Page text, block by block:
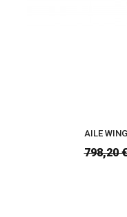
AILE
798,20